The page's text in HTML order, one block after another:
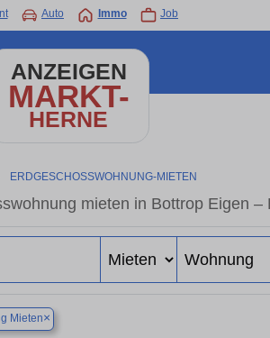
Auto Immo Job
ANZEIGEN
MARKT-
HERNE
ERDGESCHOSSWOHNUNG-MIETEN
mieten in Bottrop Eigen
Mieten×